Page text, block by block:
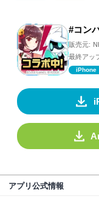
#コン
販売元:
最終アッ
iPhone
アプリ公式情報